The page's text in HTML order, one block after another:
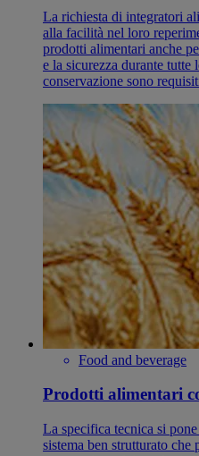
La richiesta di integratori
alla facilità nel loro
prodotti alimentari anche
e la sicurezza durante tutte
conservazione sono
Food and beverage
Prodotti alimentari
La specifica tecnica si
sistema ben strutturato che